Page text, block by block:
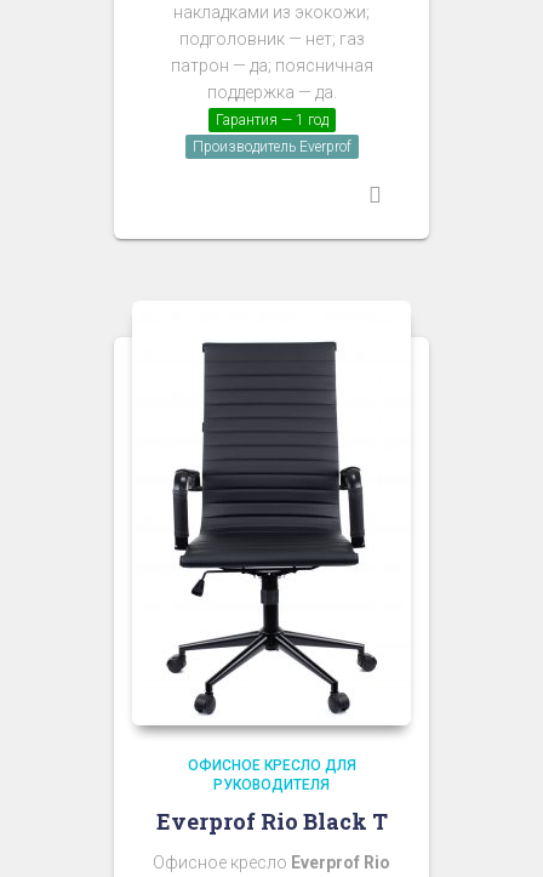
накладками из экокожи;
подголовник — нет; газ
патрон — да; поясничная
поддержка — да.
Гарантия — 1 год
Производитель Everprof
ОФИСНОЕ КРЕСЛО ДЛЯ
РУКОВОДИТЕЛЯ
Everprof Rio Black T
Офисное кресло Everprof Rio